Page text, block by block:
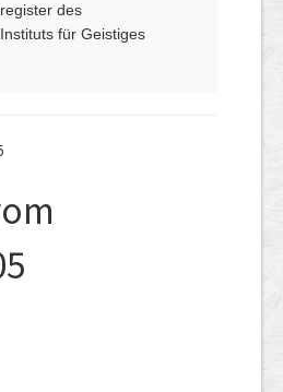
des
für Geistiges